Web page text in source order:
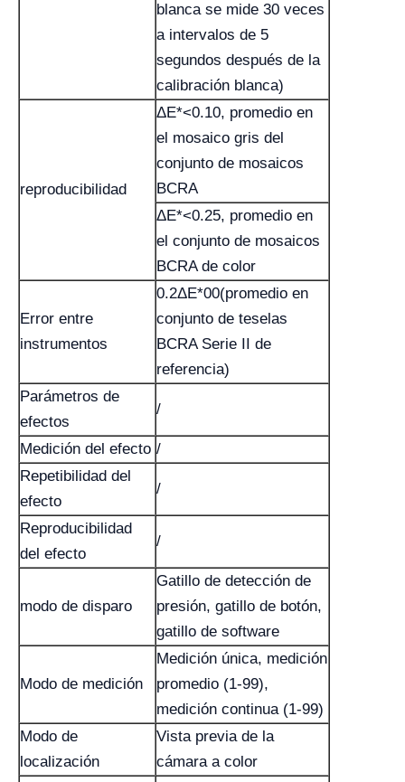
blanca se mide 30 veces
a intervalos de 5
segundos después de la
calibración blanca)
reproducibilidad
ΔE*<0.10, promedio en
el mosaico gris del
conjunto de mosaicos
BCRA
ΔE*<0.25, promedio en
el conjunto de mosaicos
BCRA de color
Error entre
instrumentos
0.2ΔE*00(promedio en
conjunto de teselas
BCRA Serie II de
referencia)
Parámetros de
efectos
/
Medición del efecto /
Repetibilidad del
efecto
/
Reproducibilidad
del efecto
/
modo de disparo
Gatillo de detección de
presión, gatillo de botón,
gatillo de software
Modo de medición
Medición única, medición
promedio (1-99),
medición continua (1-99)
Modo de
localización
Vista previa de la
cámara a color